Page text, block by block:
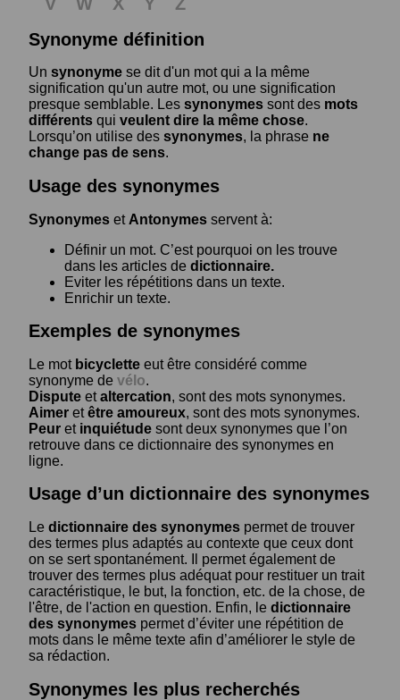
Synonyme définition
Un synonyme se dit d'un mot qui a la même
signification qu'un autre mot, ou une signification
presque semblable. Les synonymes sont des mots
différents qui veulent dire la même chose.
Lorsqu’on utilise des synonymes, la phrase ne
change pas de sens.
Usage des synonymes
Synonymes et Antonymes servent à:
Définir un mot. C’est pourquoi on les trouve
dans les articles de dictionnaire.
Eviter les répétitions dans un texte.
Enrichir un texte.
Exemples de synonymes
Le mot bicyclette eut être considéré comme
synonyme de vélo.
Dispute etaltercation, sont des mots synonymes.
Aimer etêtre amoureux, sont des mots synonymes.
Peur et inquiétude sont deux synonymes que l’on
retrouve dans ce dictionnaire des synonymes en
ligne.
Usage d’un dictionnaire des synonymes
Le dictionnaire des synonymes permet de trouver
des termes plus adaptés au contexte que ceux dont
on se sert spontanément. Il permet également de
trouver des termes plus adéquat pour restituer un trait
caractéristique, le but, la fonction, etc. de la chose, de
l'être, de l'action en question. Enfin, le dictionnaire
des synonymes permet d’éviter une répétition de
mots dans le même texte afin d’améliorer le style de
sa rédaction.
Synonymes les plus recherchés